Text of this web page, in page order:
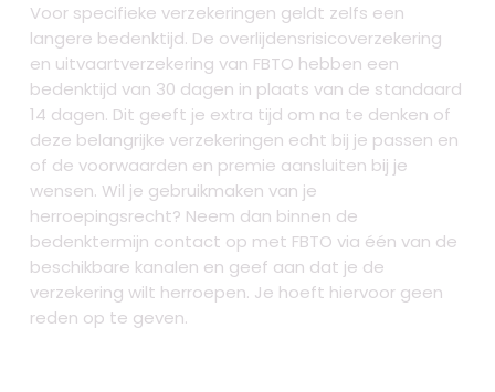
Voor specifieke verzekeringen geldt zelfs een
langere bedenktijd. De overlijdensrisicoverzekering
en uitvaartverzekering van FBTO hebben een
bedenktijd van 30 dagen in plaats van de standaard
14 dagen. Dit geeft je extra tijd om na te denken of
deze belangrijke verzekeringen echt bij je passen en
of de voorwaarden en premie aansluiten bij je
wensen. Wil je gebruikmaken van je
herroepingsrecht? Neem dan binnen de
bedenktermijn contact op met FBTO via één van de
beschikbare kanalen en geef aan dat je de
verzekering wilt herroepen. Je hoeft hiervoor geen
reden op te geven.